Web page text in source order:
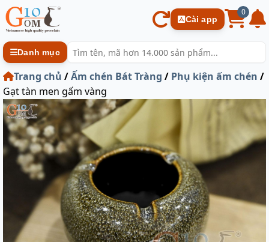
Cài app
0
Danh mục
Trang chủ /Ấm chén Bát Tràng / Phụ kiện ấm chén /
Gạt tàn men gấm vàng